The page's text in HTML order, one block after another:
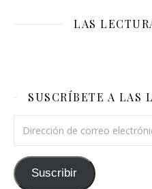
LAS
SUSCRÍBETE A LAS
Suscribir